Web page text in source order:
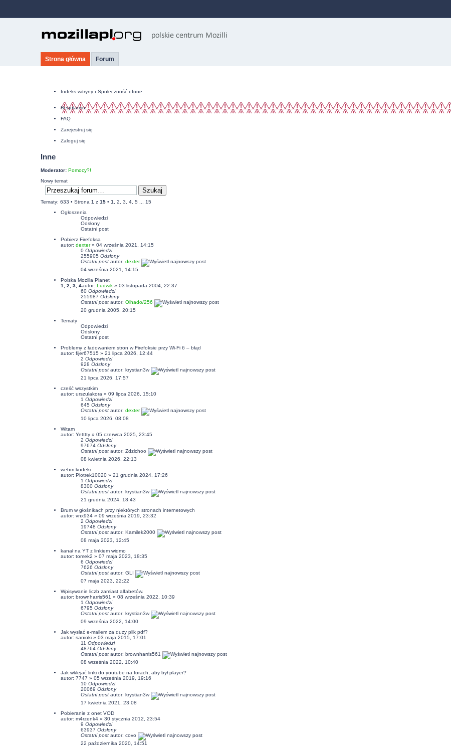
Strona główna Forum
Indeks witryny ‹ Społeczność ‹ Inne
Regulamin
FAQ
Zarejestruj się
Zaloguj się
Inne
Moderator: Pomocy?!
Nowy temat
Tematy: 633 • Strona 1 z 15• 1 2 3 4, 5
15
Ogłoszenia
Odpowiedzi
Odsłony
Ostatni post
Pobierz Firefoksa
autor: dexter» 04 września 2021, 14:15
0 Odpowiedzi
255905 Odsłony
Ostatni post autor: dexter
04 września 2021, 14:15
Polska Mozilla Planet
1
2 3, 4autor: Ludwik» 03 listopada 2004, 22:37
60 Odpowiedzi
255987 Odsłony
Ostatni post autor: Olhado/256
20 grudnia 2005, 20:15
Tematy
Odpowiedzi
Odsłony
Ostatni post
Problemy z ładowaniem stron w Firefoksie przy Wi-Fi 6 – błąd
autor: fijer67515 » 21 lipca 2026, 12:44
2 Odpowiedzi
928 Odsłony
Ostatni post autor: krystian3w
21 lipca 2026, 17:57
cześć wszystkim
autor: urszulakora » 09 lipca 2026, 15:10
1 Odpowiedzi
645 Odsłony
Ostatni post autor: dexter
10 lipca 2026, 08:08
Witam
autor: Yetttty» 05 czerwca 2025, 23:45
2 Odpowiedzi
97674 Odsłony
Ostatni post autor: Zdzichoo
08 kwietnia 2026, 22:13
webm kodeki .
autor: Piotrek10020» 21 grudnia 2024, 17:26
1 Odpowiedzi
8300 Odsłony
Ostatni post autor: krystian3w
21 grudnia 2024, 18:43
Brum w głośnikach przy niektórych stronach internetowych
autor: vnx934» 09 września 2019, 23:32
2 Odpowiedzi
19748 Odsłony
Ostatni post autor: Kamilek2000
08 maja 2023, 12:45
kanał na YT z linkiem widmo
autor: tomek2 » 07 maja 2023, 18:35
6 Odpowiedzi
7626 Odsłony
Ostatni post autor: GLI
07 maja 2023, 22:22
Wpisywanie liczb zamiast alfabetów.
autor: brownharris561 » 08 września 2022, 10:39
1 Odpowiedzi
6795 Odsłony
Ostatni post autor: krystian3w
09 września 2022, 14:00
Jak wysłać e-mailem za duży plik pdf?
autor: sanioki» 03 maja 2015, 17:01
11 Odpowiedzi
48764 Odsłony
Ostatni post autor: brownharris561
08 września 2022, 10:40
Jak wklejać linki do youtube na forach, aby był player?
autor: 7747 » 05 września 2019, 19:16
10 Odpowiedzi
20069 Odsłony
Ostatni post autor: krystian3w
17 kwietnia 2021, 23:08
Pobieranie z onet VOD
autor: m4rzenk4» 30 stycznia 2012, 23:54
9 Odpowiedzi
63937 Odsłony
Ostatni post autor: covo
22 października 2020, 14:51